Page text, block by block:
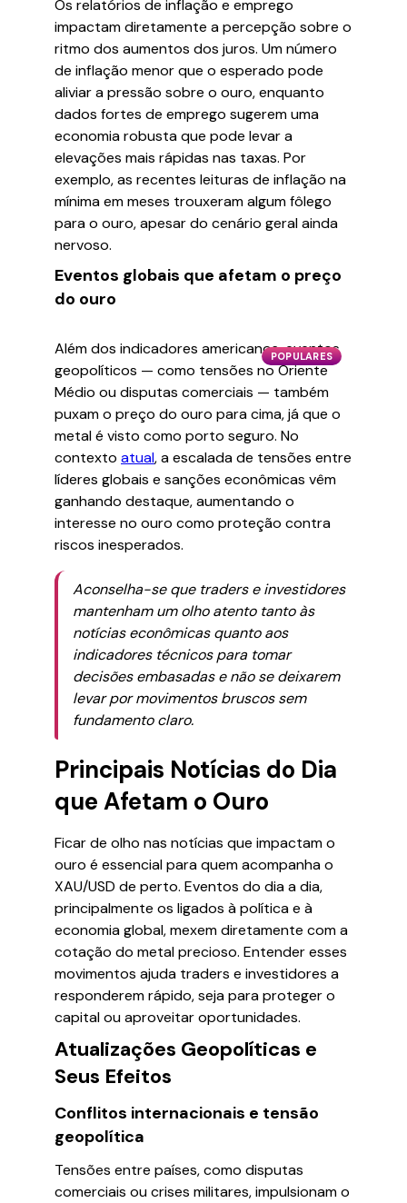
Os relatórios de inflação e emprego
impactam diretamente a percepção sobre o
ritmo dos aumentos dos juros. Um número
de inflação menor que o esperado pode
aliviar a pressão sobre o ouro, enquanto
dados fortes de emprego sugerem uma
economia robusta que pode levar a
elevações mais rápidas nas taxas. Por
exemplo, as recentes leituras de inflação na
mínima em meses trouxeram algum fôlego
para o ouro, apesar do cenário geral ainda
nervoso.
Eventos globais que afetam o preço
do ouro
POPULARES
Além dos indicadores americanos, eventos
geopolíticos — como tensões no Oriente
Médio ou disputas comerciais — também
puxam o preço do ouro para cima, já que o
metal é visto como porto seguro. No
contexto atual, a escalada de tensões entre
líderes globais e sanções econômicas vêm
ganhando destaque, aumentando o
interesse no ouro como proteção contra
riscos inesperados.
Aconselha-se que traders e investidores
mantenham um olho atento tanto às
notícias econômicas quanto aos
indicadores técnicos para tomar
decisões embasadas e não se deixarem
levar por movimentos bruscos sem
fundamento claro.
Principais Notícias do Dia
que Afetam o Ouro
Ficar de olho nas notícias que impactam o
ouro é essencial para quem acompanha o
XAU/USD de perto. Eventos do dia a dia,
principalmente os ligados à política e à
economia global, mexem diretamente com a
cotação do metal precioso. Entender esses
movimentos ajuda traders e investidores a
responderem rápido, seja para proteger o
capital ou aproveitar oportunidades.
Atualizações Geopolíticas e
Seus Efeitos
Conflitos internacionais e tensão
geopolítica
Tensões entre países, como disputas
comerciais ou crises militares, impulsionam o